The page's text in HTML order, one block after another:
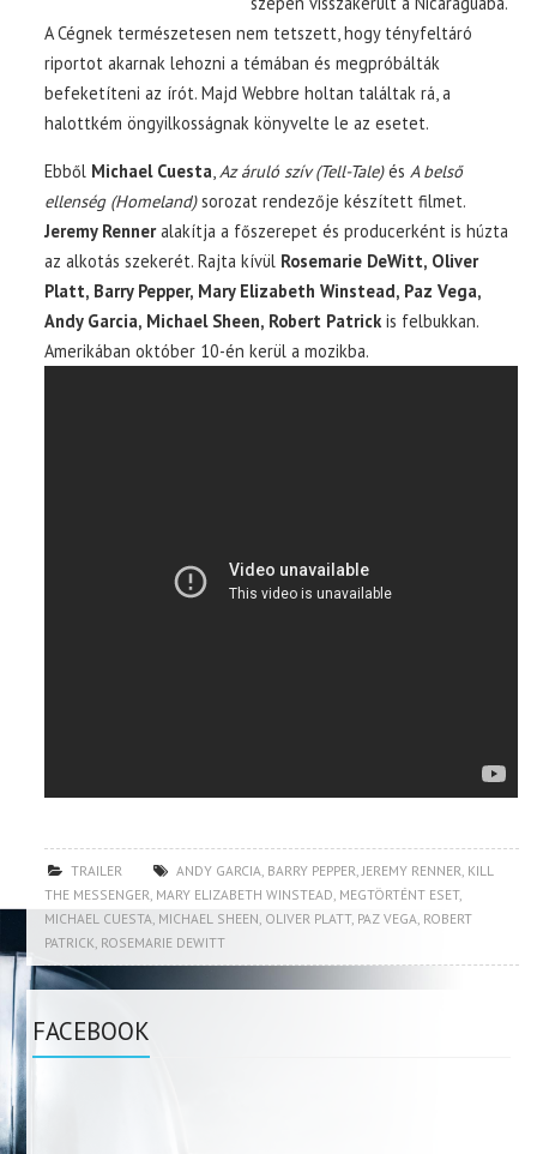
A Cégnek természetesen nem tetszett, hogy tényfeltáró
riportot akarnak lehozni a témában és megpróbálták
befeketíteni az írót. Majd Webbre holtan találtak rá, a
halottkém öngyilkosságnak könyvelte le az esetet.
Ebből Michael Cuesta,Az áruló szív (Tell-Tale)ésA belső
ellenség (Homeland)sorozat rendezője készített filmet.
Jeremy Renneralakítja a főszerepet és producerként is húzta
az alkotás szekerét. Rajta kívül Rosemarie DeWitt, Oliver
Platt, Barry Pepper, Mary Elizabeth Winstead, Paz Vega,
Andy Garcia, Michael Sheen, Robert Patrickis felbukkan.
Amerikában október 10-én kerül a mozikba.
TRAILER ANDY GARCIA, BARRY PEPPER,JEREMY RENNER, KILL
THE MESSENGER, MARY ELIZABETH WINSTEAD, MEGTÖRTÉNT ESET,
MICHAEL CUESTA, MICHAEL SHEEN, OLIVER PLATT, PAZ VEGA, ROBERT
PATRICK, ROSEMARIE DEWITT
FACEBOOK